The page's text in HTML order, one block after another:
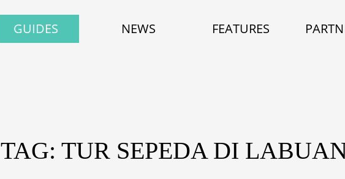
GUIDES NEWS FEATURES
TAG: TUR SEPEDA DI